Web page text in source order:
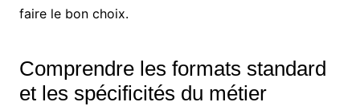
faire le bon choix.
Comprendre les formats standard
et les spécificités du métier